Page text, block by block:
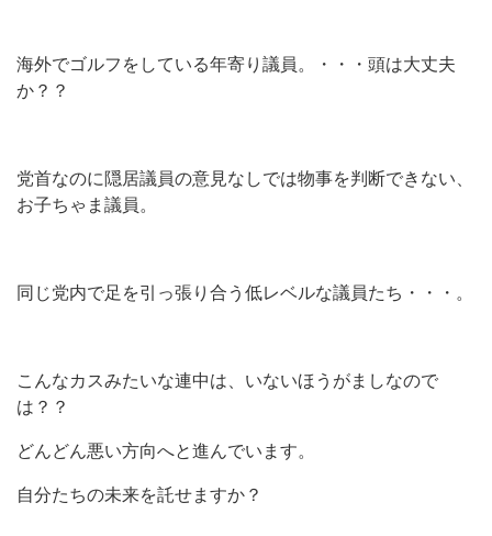
海外でゴルフをしている年寄り議員。・・・頭は大丈夫
か？？
党首なのに隠居議員の意見なしでは物事を判断できない、
お子ちゃま議員。
同じ党内で足を引っ張り合う低レベルな議員たち・・・。
こんなカスみたいな連中は、いないほうがましなので
は？？
どんどん悪い方向へと進んでいます。
自分たちの未来を託せますか？